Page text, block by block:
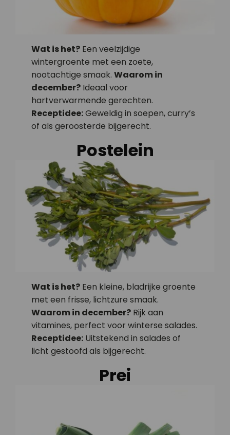
Wat is het? Een veelzijdige
wintergroente met een zoete,
nootachtige smaak.Waarom in
december? Ideaal voor
hartverwarmende gerechten.
Receptidee:Geweldig in soepen, curry’s
of als geroosterde bijgerecht.
Postelein
Wat is het? Een kleine, bladrijke groente
met een frisse, lichtzure smaak.
Waarom in december? Rijk aan
vitamines, perfect voor winterse salades.
Receptidee: Uitstekend in salades of
licht gestoofd als bijgerecht.
Prei